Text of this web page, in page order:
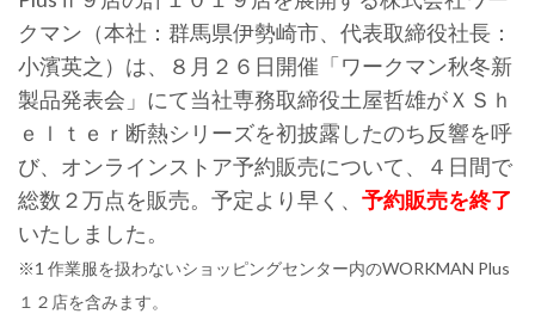
クマン（本社：群馬県伊勢崎市、代表取締役社長：
小濱英之）は、８月２６日開催「ワークマン秋冬新
製品発表会」にて当社専務取締役土屋哲雄がＸＳｈ
ｅｌｔｅｒ断熱シリーズを初披露したのち反響を呼
び、オンラインストア予約販売について、４日間で
総数２万点を販売。予定より早く、 予約販売を終了
いたしました。
※1 作業服を扱わないショッピングセンター内のWORKMAN Plus
１２店を含みます。